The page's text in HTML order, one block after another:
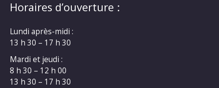
Horaires d’ouverture :
Lundi après-midi :
13 h 30 – 17 h 30
Mardi et jeudi :
8 h 30 – 12 h 00
13 h 30 – 17 h 30